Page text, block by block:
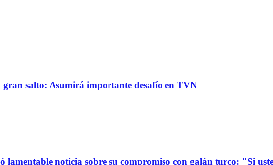
gran salto: Asumirá importante desafío en TVN
lamentable noticia sobre su compromiso con galán turco: "Si